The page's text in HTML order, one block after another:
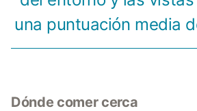
una puntuación media
Dónde comer cerca